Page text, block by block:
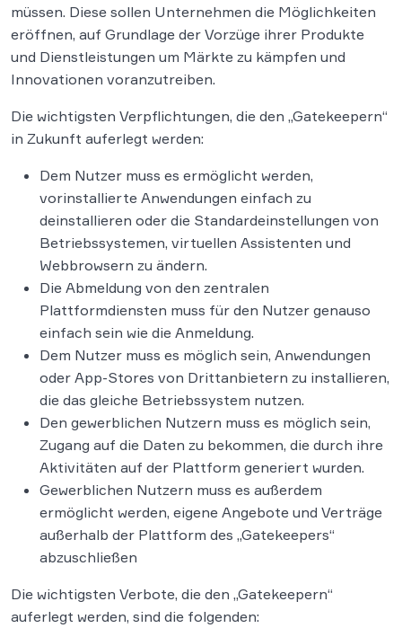
müssen. Diese sollen Unternehmen die Möglichkeiten
eröffnen, auf Grundlage der Vorzüge ihrer Produkte
und Dienstleistungen um Märkte zu kämpfen und
Innovationen voranzutreiben.
Die wichtigsten Verpflichtungen, die den „Gatekeepern“
in Zukunft auferlegt werden:
Dem Nutzer muss es ermöglicht werden,
vorinstallierte Anwendungen einfach zu
deinstallieren oder die Standardeinstellungen von
Betriebssystemen, virtuellen Assistenten und
Webbrowsern zu ändern.
Die Abmeldung von den zentralen
Plattformdiensten muss für den Nutzer genauso
einfach sein wie die Anmeldung.
Dem Nutzer muss es möglich sein, Anwendungen
oder App-Stores von Drittanbietern zu installieren,
die das gleiche Betriebssystem nutzen.
Den gewerblichen Nutzern muss es möglich sein,
Zugang auf die Daten zu bekommen, die durch ihre
Aktivitäten auf der Plattform generiert wurden.
Gewerblichen Nutzern muss es außerdem
ermöglicht werden, eigene Angebote und Verträge
außerhalb der Plattform des „Gatekeepers“
abzuschließen
Die wichtigsten Verbote, die den „Gatekeepern“
auferlegt werden, sind die folgenden: